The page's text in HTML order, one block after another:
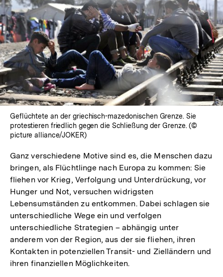
Geflüchtete an der griechisch-mazedonischen Grenze. Sie
protestieren friedlich gegen die Schließung der Grenze. (©
picture alliance/JOKER)
Ganz verschiedene Motive sind es, die Menschen dazu
bringen, als Flüchtlinge nach Europa zu kommen: Sie
fliehen vor Krieg, Verfolgung und Unterdrückung, vor
Hunger und Not, versuchen widrigsten
Lebensumständen zu entkommen. Dabei schlagen sie
unterschiedliche Wege ein und verfolgen
unterschiedliche Strategien – abhängig unter
anderem von der Region, aus der sie fliehen, ihren
Kontakten in potenziellen Transit- und Zielländern und
ihren finanziellen Möglichkeiten.